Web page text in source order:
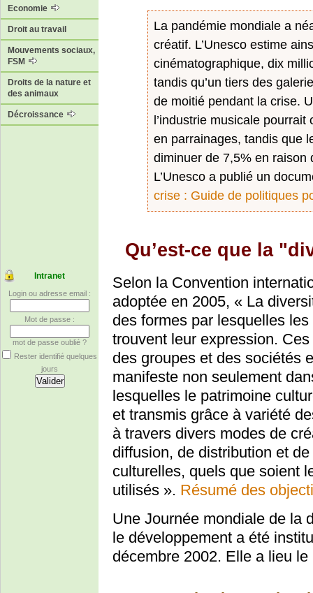
Economie
Droit au travail
Mouvements sociaux,
FSM
Droits de la nature et
des animaux
Décroissance
Intranet
Login ou adresse email :
Mot de passe :
mot de passe oublié ?
Rester identifié quelques
jours
La pandémie mondiale a
créatif. L’Unesco estime
cinématographique, dix
tandis qu’un tiers des
de moitié pendant la crise.
l’industrie musicale
en parrainages, tandis que
diminuer de 7,5% en raison
L’Unesco a publié un
crise : Guide de politiques
Qu’est-ce que la
Selon la Convention
adoptée en 2005, « La
des formes par lesquelles
trouvent leur expression.
des groupes et des sociétés
manifeste non seulement
lesquelles le patrimoine
et transmis grâce à variété
à travers divers modes de
diffusion, de distribution et
culturelles, quels que soient
utilisés ». Résumé des
Une Journée mondiale de la
le développement a été
décembre 2002. Elle a lieu le